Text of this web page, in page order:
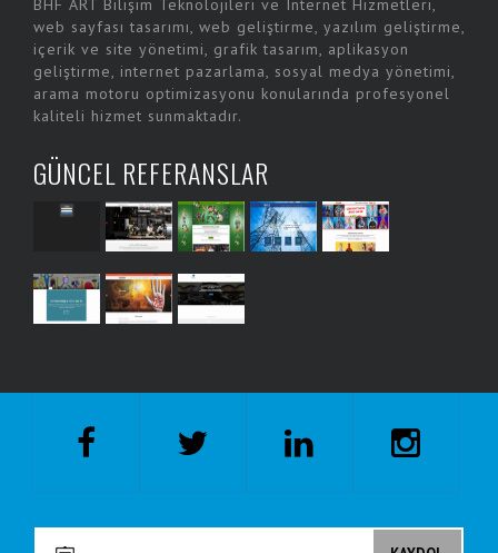
BHF ART Bilişim Teknolojileri ve Internet Hizmetleri,
web sayfası tasarımı, web geliştirme, yazılım geliştirme,
içerik ve site yönetimi, grafik tasarım, aplikasyon
geliştirme, internet pazarlama, sosyal medya yönetimi,
arama motoru optimizasyonu konularında profesyonel
kaliteli hizmet sunmaktadır.
GÜNCEL REFERANSLAR